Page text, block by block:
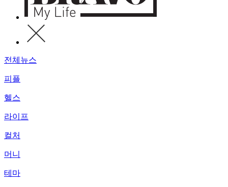
전체뉴스
피플
헬스
라이프
컬처
머니
테마